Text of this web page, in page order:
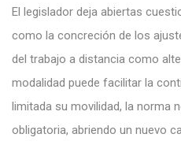
El legislador deja abiertas
como la concreción de los
del trabajo a distancia como
modalidad puede facilitar la
limitada su movilidad, la norma
obligatoria, abriendo un nuevo